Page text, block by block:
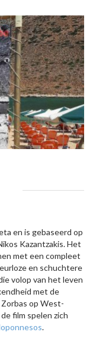
en is gebaseerd op
Kazantzakis. Het
met een compleet
en schuchtere
volop van het leven
met de
op West-
film spelen zich
.